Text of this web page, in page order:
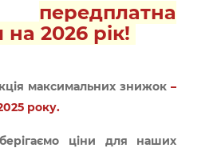
передплатна
на 2026 рік!
максимальних знижок–
року.
ціни для наших